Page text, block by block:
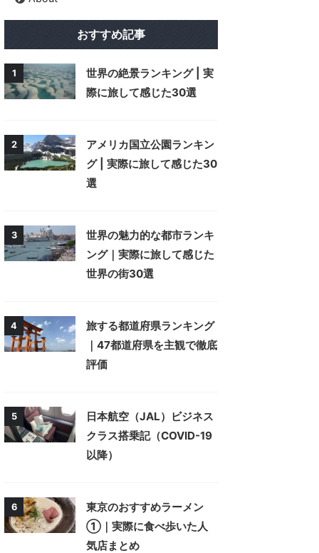
おすすめ記事
1
世界の絶景ランキング | 実
際に旅して感じた30選
2
アメリカ国立公園ランキン
グ | 実際に旅して感じた30
選
3
世界の魅力的な都市ランキ
ング｜実際に旅して感じた
世界の街30選
4
旅する都道府県ランキング
｜47都道府県を主観で徹底
評価
5
日本航空（JAL）ビジネス
クラス搭乗記（COVID-19
以降）
6
東京のおすすめラーメン
①｜実際に食べ歩いた人
気店まとめ